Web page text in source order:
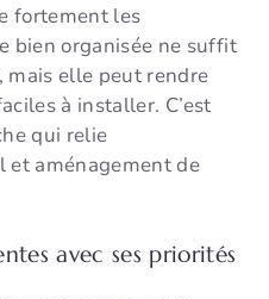
fortement les
bien organisée ne suffit
mais elle peut rendre
à installer. C’est
qui relie
et aménagement de
avec ses priorités